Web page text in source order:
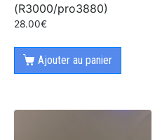
(R3000/pro3880)
28.00€
Ajouter au panier